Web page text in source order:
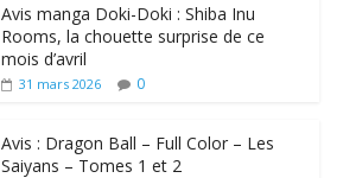
Avis manga Doki-Doki : Shiba Inu
Rooms, la chouette surprise de ce
mois d’avril
31 mars 2026 0
Avis : Dragon Ball – Full Color – Les
Saiyans – Tomes 1 et 2